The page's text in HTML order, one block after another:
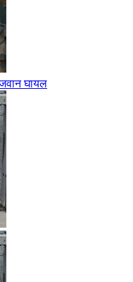
घायल